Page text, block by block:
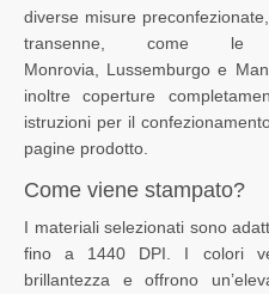
diverse misure
transenne, come le
Monrovia, Lussemburgo e
inoltre coperture
istruzioni per il
pagine prodotto.
Come viene stampato?
I materiali selezionati sono
fino a 1440 DPI. I colori
brillantezza e offrono